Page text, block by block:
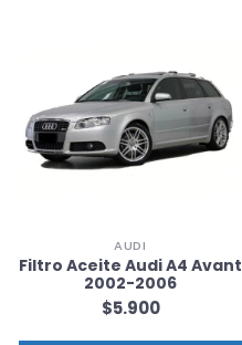
AUDI
Filtro Aceite Audi A4 Avant
2002-2006
$5.900